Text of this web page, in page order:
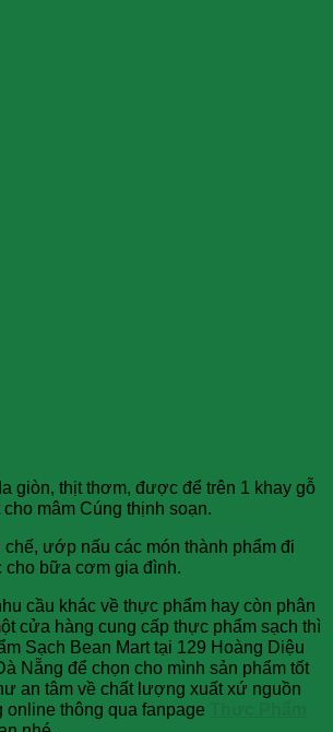
giòn, thịt thơm, được để trên 1 khay gỗ
mâm Cúng thịnh soạn.
chế, ướp nấu các món thành phẩm đi
cho bữa cơm gia đình.
cầu khác về thực phẩm hay còn phân
cửa hàng cung cấp thực phẩm sạch thì
Sạch Bean Mart tại 129 Hoàng Diệu
Nẵng để chọn cho mình sản phẩm tốt
an tâm về chất lượng xuất xứ nguồn
online thông qua fanpage